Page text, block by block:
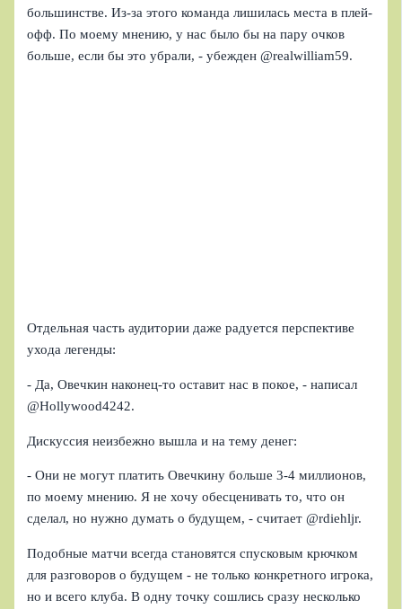
большинстве. Из-за этого команда лишилась места в плей-
офф. По моему мнению, у нас было бы на пару очков
больше, если бы это убрали, - убежден @realwilliam59.
Отдельная часть аудитории даже радуется перспективе
ухода легенды:
- Да, Овечкин наконец-то оставит нас в покое, - написал
@Hollywood4242.
Дискуссия неизбежно вышла и на тему денег:
- Они не могут платить Овечкину больше 3-4 миллионов,
по моему мнению. Я не хочу обесценивать то, что он
сделал, но нужно думать о будущем, - считает @rdiehljr.
Подобные матчи всегда становятся спусковым крючком
для разговоров о будущем - не только конкретного игрока,
но и всего клуба. В одну точку сошлись сразу несколько